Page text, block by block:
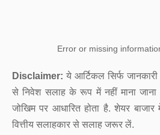
Error or missing
Disclaimer: ये आर्टिकल सिर्फ
से निवेश सलाह के रूप में नहीं माना जाना
जोखिम पर आधारित होता है. शेयर
वित्तीय सलाहकार से सलाह जरूर लें.